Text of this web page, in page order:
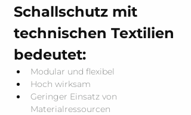
Schallschutz mit
technischen Textilien
bedeutet:
Modular und flexibel
Hoch wirksam
Geringer Einsatz von
Materialressourcen